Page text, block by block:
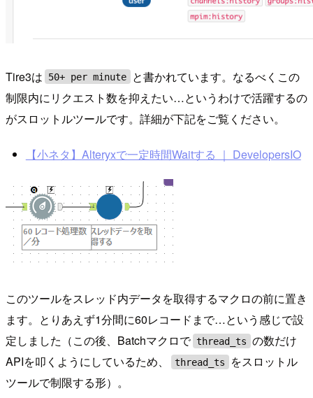
Tire3は 50+ per minute
と書かれています。なるべくこの
制限内にリクエスト数を抑えたい…というわけで活躍するの
がスロットルツールです。詳細が下記をご覧ください。
【小ネタ】Alteryxで一定時間Waitする ｜ DevelopersIO
このツールをスレッド内データを取得するマクロの前に置き
ます。とりあえず1分間に60レコードまで…という感じで設
定しました（この後、Batchマクロで thread_ts の数だけ
APIを叩くようにしているため、
thread_ts
をスロットル
ツールで制限する形）。